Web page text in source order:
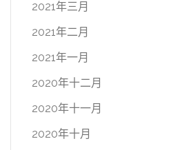
2021年三月
2021年二月
2021年一月
2020年十二月
2020年十一月
2020年十月